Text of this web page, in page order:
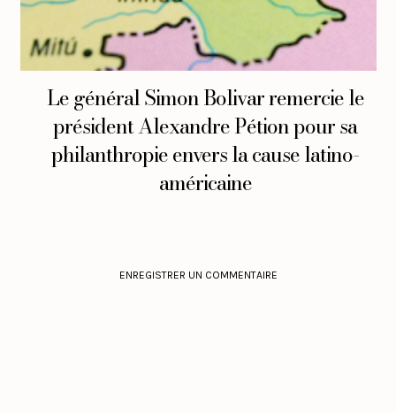
Le général Simon Bolivar remercie le
président Alexandre Pétion pour sa
philanthropie envers la cause latino-
américaine
ENREGISTRER UN COMMENTAIRE